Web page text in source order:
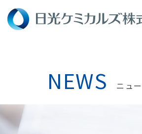
NEWS ニュ